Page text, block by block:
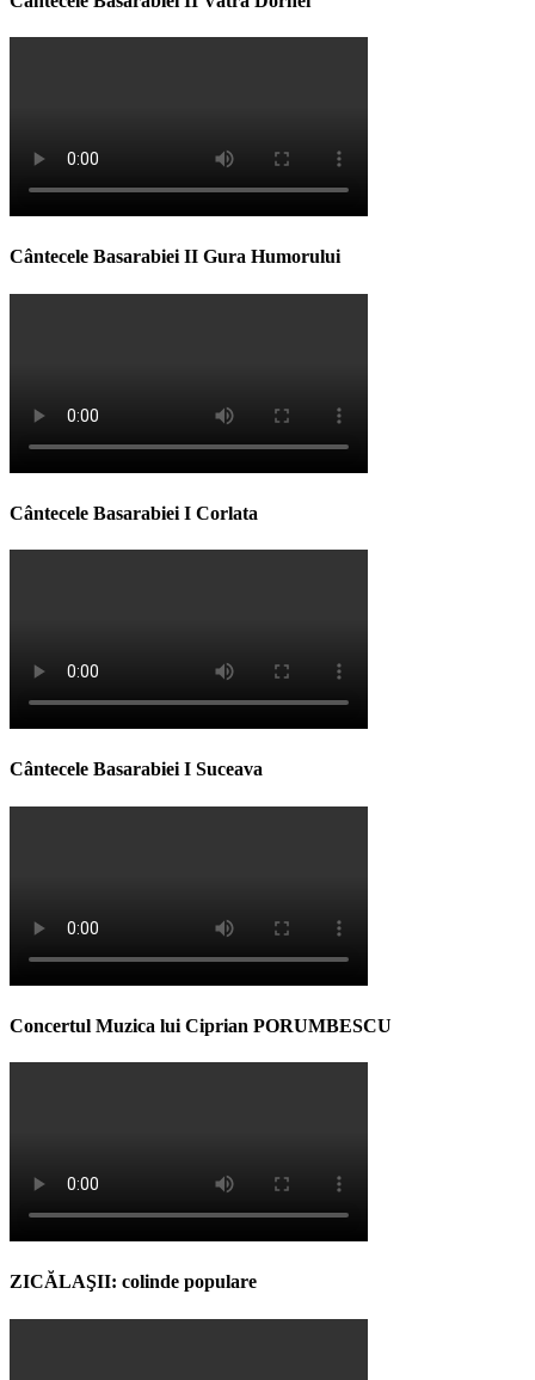
Cântecele Basarabiei II Gura Humorului
Cântecele Basarabiei I Corlata
Cântecele Basarabiei I Suceava
Concertul Muzica lui Ciprian PORUMBESCU
ZICĂLAŞII: colinde populare